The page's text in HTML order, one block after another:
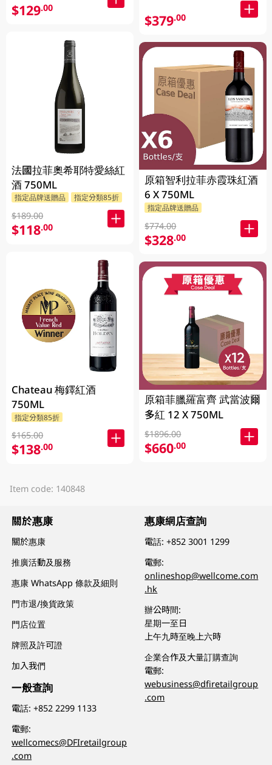
$129.00
法國拉菲奧希耶特愛絲紅
酒 750ML
指定品牌送贈品 指定分類85折
$189.00
$118.00
Chateau 梅鐸紅酒
750ML
指定分類85折
$165.00
$138.00
$379.00
原箱智利拉菲赤霞珠紅酒
6 X 750ML
指定品牌送贈品
$774.00
$328.00
原箱菲臘羅富齊 武當波爾
多紅 12 X 750ML
$1896.00
$660.00
Item code: 140848
關於惠康
關於惠康
推廣活動及服務
惠康 WhatsApp 條款及細則
門市退/換貨政策
門店位置
牌照及許可證
加入我們
一般查詢
電話:+852 2299 1133
電郵:
wellcomecs@DFIretailgroup
.com
惠康網店查詢
電話:+852 3001 1299
電郵:
onlineshop@wellcome.com
.hk
辦公時間:
星期一至日
上午九時至晚上六時
企業合作及大量訂購查詢
電郵:
webusiness@dfiretailgroup
.com